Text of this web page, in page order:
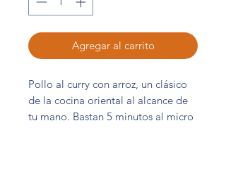
Agregar al carrito
Pollo al curry con arroz, un clásico
de la cocina oriental al alcance de
tu mano. Bastan 5 minutos al micro